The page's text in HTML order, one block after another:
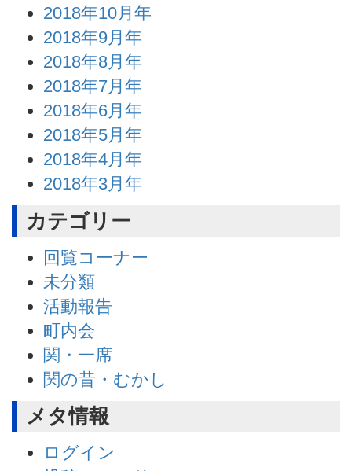
2018年10月年
2018年9月年
2018年8月年
2018年7月年
2018年6月年
2018年5月年
2018年4月年
2018年3月年
カテゴリー
回覧コーナー
未分類
活動報告
町内会
関・一席
関の昔・むかし
メタ情報
ログイン